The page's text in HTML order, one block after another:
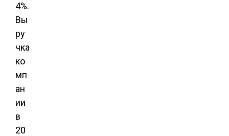
4%.
Вы
ру
чка
ко
мп
ан
ии
в
20